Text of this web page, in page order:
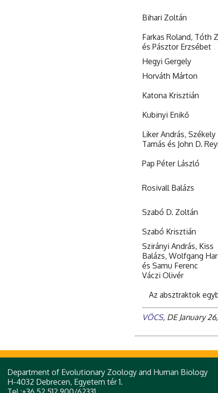
Bihari Zoltán
Farkas Roland, Tóth
és Pásztor Erzsébet
Hegyi Gergely
Horváth Márton
Katona Krisztián
Kubinyi Enikő
Liker András, Székely
Tamás és John D.
Pap Péter László
Rosivall Balázs
Szabó D. Zoltán
Szabó Krisztián
Szirányi András, Kiss
Balázs, Wolfgang
és Samu Ferenc
Váczi Olivér
Az absztraktok
VÖCS, DE January
Department of Evolutionary Zoology and Human Biology
H-4032 Debrecen, Egyetem tér 1.